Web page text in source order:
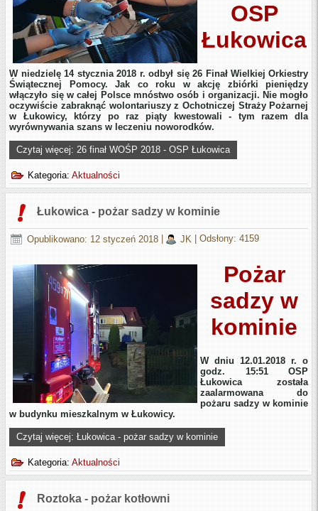
OSP
Łukowica
W niedzielę 14 stycznia 2018 r. odbył się 26 Finał Wielkiej Orkiestry
Świątecznej Pomocy. Jak co roku w akcję zbiórki pieniędzy
włączyło się w całej Polsce mnóstwo osób i organizacji. Nie mogło
oczywiście zabraknąć wolontariuszy z Ochotniczej Straży Pożarnej
w Łukowicy, którzy po raz piąty kwestowali - tym razem dla
wyrównywania szans w leczeniu noworodków.
Czytaj więcej: 26 finał WOŚP 2018 - OSP Łukowica
Kategoria:Aktualności
Łukowica - pożar sadzy w kominie
Opublikowano: 12 styczeń 2018 JK |Odsłony: 4159
Pożar
sadzy w
kominie
W dniu 12.01.2018 r. o
godz. 15:51 OSP
Łukowica została
zaalarmowana do
pożaru sadzy w kominie
w budynku mieszkalnym w Łukowicy.
Czytaj więcej: Łukowica - pożar sadzy w kominie
Kategoria:Aktualności
Roztoka - pożar kotłowni